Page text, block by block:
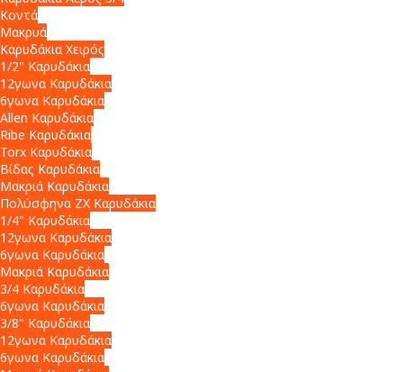
Κοντά
Μακρυά
Καρυδάκια Χειρός
1/2" Καρυδάκια
12γωνα Καρυδάκια
6γωνα Καρυδάκια
Allen Καρυδάκια
Ribe Καρυδάκια
Torx Καρυδάκια
Βίδας Καρυδάκια
Μακριά Καρυδάκια
Πολύσφηνα ZX Καρυδάκια
1/4" Καρυδάκια
12γωνα Καρυδάκια
6γωνα Καρυδάκια
Μακριά Καρυδάκια
3/4 Καρυδάκια
6γωνα Καρυδάκια
3/8" Καρυδάκια
12γωνα Καρυδάκια
6γωνα Καρυδάκια